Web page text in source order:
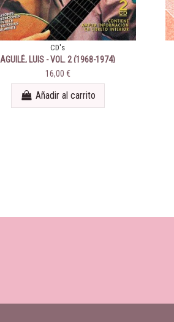
CD's
AGUILÉ, LUIS - VOL. 2 (1968-1974)
16,00 €
Añadir al carrito